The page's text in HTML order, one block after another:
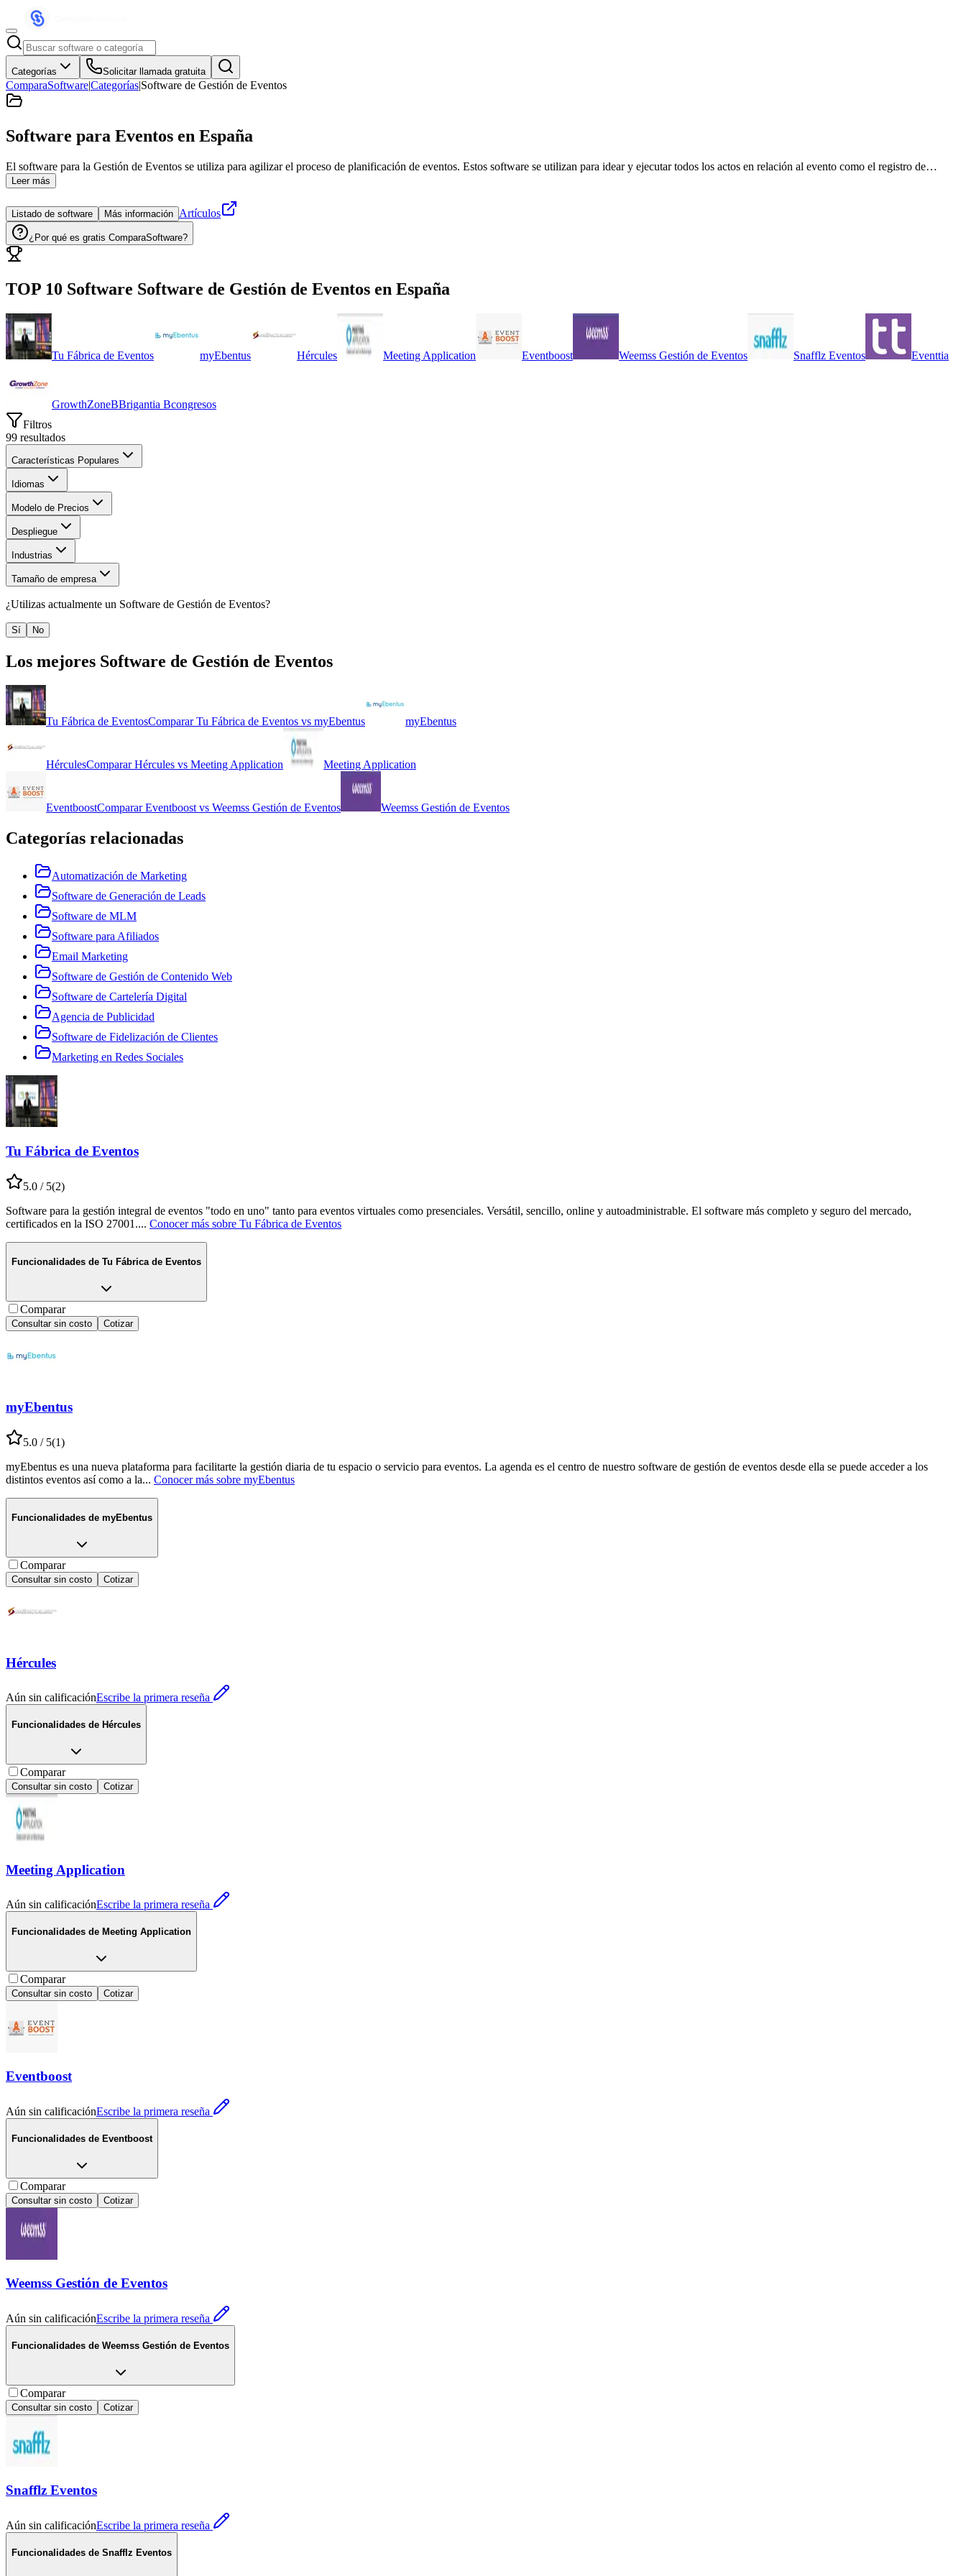
Categorías Solicitar llamada gratuita
ComparaSoftware|Categorías|Software de Gestión de Eventos
Software para Eventos en España
El software para la Gestión de Eventos se utiliza para agilizar el proceso de planificación de eventos. Estos software se utilizan para idear y ejecutar todos los actos en relación al evento como el registro de…
Leer más
Listado de software Más información Artículos
¿Por qué es gratis ComparaSoftware?
TOP 10 Software Software de Gestión de Eventos en España
Tu Fábrica de Eventos myEbentus Hércules Meeting Application Eventboost Weemss Gestión de Eventos Snafflz Eventos Eventtia
GrowthZoneBBrigantia Bcongresos
Filtros
99 resultados
Características Populares
Idiomas
Modelo de Precios
Despliegue
Industrias
Tamaño de empresa
¿Utilizas actualmente un Software de Gestión de Eventos?
Sí No
Los mejores Software de Gestión de Eventos
Tu Fábrica de EventosComparar Tu Fábrica de Eventos vs myEbentus myEbentus
HérculesComparar Hércules vs Meeting Application Meeting Application
EventboostComparar Eventboostvs Weemss Gestión de Eventos Weemss Gestión de Eventos
Categorías relacionadas
Automatización de Marketing
Software de Generación de Leads
Software de MLM
Software para Afiliados
Email Marketing
Software de Gestión de Contenido Web
Software de Cartelería Digital
Agencia de Publicidad
Software de Fidelización de Clientes
Marketing en Redes Sociales
Tu Fábrica de Eventos
5.0 / 5(2)
Software para la gestión integral de eventos "todo en uno" tanto para eventos virtuales como presenciales. Versátil, sencillo, online y autoadministrable. El software más completo y seguro del mercado,
certificados en la ISO 27001.... Conocer más sobre Tu Fábrica de Eventos
Funcionalidades de Tu Fábrica de Eventos
Comparar
Consultar sin costo Cotizar
myEbentus
5.0 / 5(1)
myEbentus es una nueva plataforma para facilitarte la gestión diaria de tu espacio o servicio para eventos. La agenda es el centro de nuestro software de gestión de eventos desde ella se puede acceder a los
distintos eventos así como a la... Conocer más sobre myEbentus
Funcionalidades de myEbentus
Comparar
Consultar sin costo Cotizar
Hércules
Aún sin calificaciónEscribe la primera reseña
Funcionalidades de Hércules
Comparar
Consultar sin costo Cotizar
Meeting Application
Aún sin calificaciónEscribe la primera reseña
Funcionalidades de Meeting Application
Comparar
Consultar sin costo Cotizar
Eventboost
Aún sin calificaciónEscribe la primera reseña
Funcionalidades de Eventboost
Comparar
Consultar sin costo Cotizar
Weemss Gestión de Eventos
Aún sin calificaciónEscribe la primera reseña
Funcionalidades de Weemss Gestión de Eventos
Comparar
Consultar sin costo Cotizar
Snafflz Eventos
Aún sin calificaciónEscribe la primera reseña
Funcionalidades de Snafflz Eventos